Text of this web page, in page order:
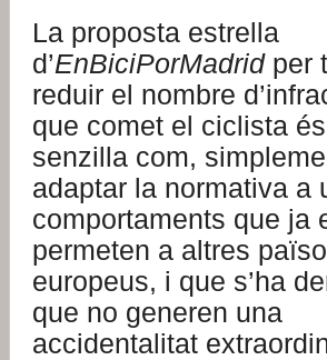
La proposta estrella
d’EnBiciPorMadridper
reduir el nombre
que comet el ciclista
senzilla com,
adaptar la normativa a
comportaments que ja
permeten a altres
europeus, i que s’ha
que no generen una
accidentalitat